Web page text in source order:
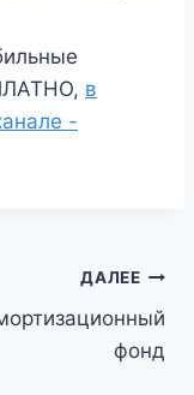
в
-
ДАЛЕЕ
фонд